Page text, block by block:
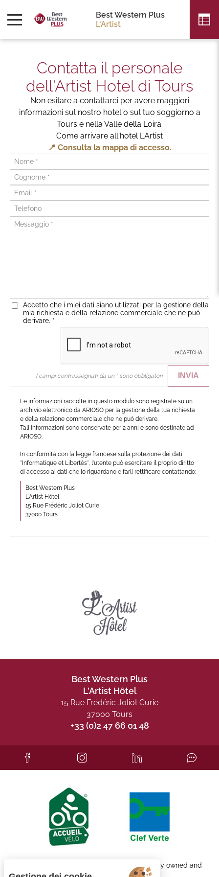
Best Western Plus
L'Artist
Contatta il personale
dell'Artist Hotel di Tours
Non esitare a contattarci per avere maggiori
informazioni sul nostro hotel o sul tuo soggiorno a
Tours e nella Valle della Loira.
Come arrivare all'hotel L'Artist
📍 Consulta la mappa di accesso.
Accetto che i miei dati siano utilizzati per la gestione della
mia richiesta e della relazione commerciale che ne può
derivare. *
I campi contrassegnati da un * sono obbligatori INVIA
Le informazioni raccolte in questo modulo sono registrate su un
archivio elettronico da ARIOSO per la gestione della tua richiesta
e della relazione commerciale che ne può derivare.
Tali informazioni sono conservate per 2 anni e sono destinate ad
ARIOSO.
In conformità con la legge francese sulla protezione dei dati
"Informatique et Libertés", l'utente può esercitare il proprio diritto
di accesso ai dati che lo riguardano e farli rettificare contattando:
Best Western Plus
L'Artist Hôtel
15 Rue Frédéric Joliot Curie
37000 Tours
Best Western Plus
L'Artist Hôtel
15 Rue Frédéric Joliot Curie
37000 Tours
+33 (0)2 47 66 01 48
Each BWH℠ Hotels property is independently owned and